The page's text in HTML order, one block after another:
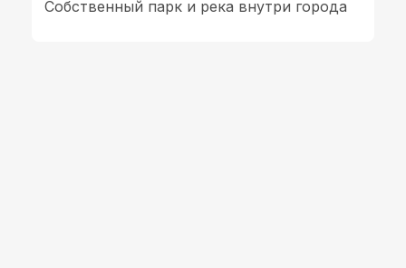
Собственный парк и река внутри города